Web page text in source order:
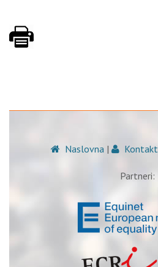
Naslovna | Kontakt
Partneri: